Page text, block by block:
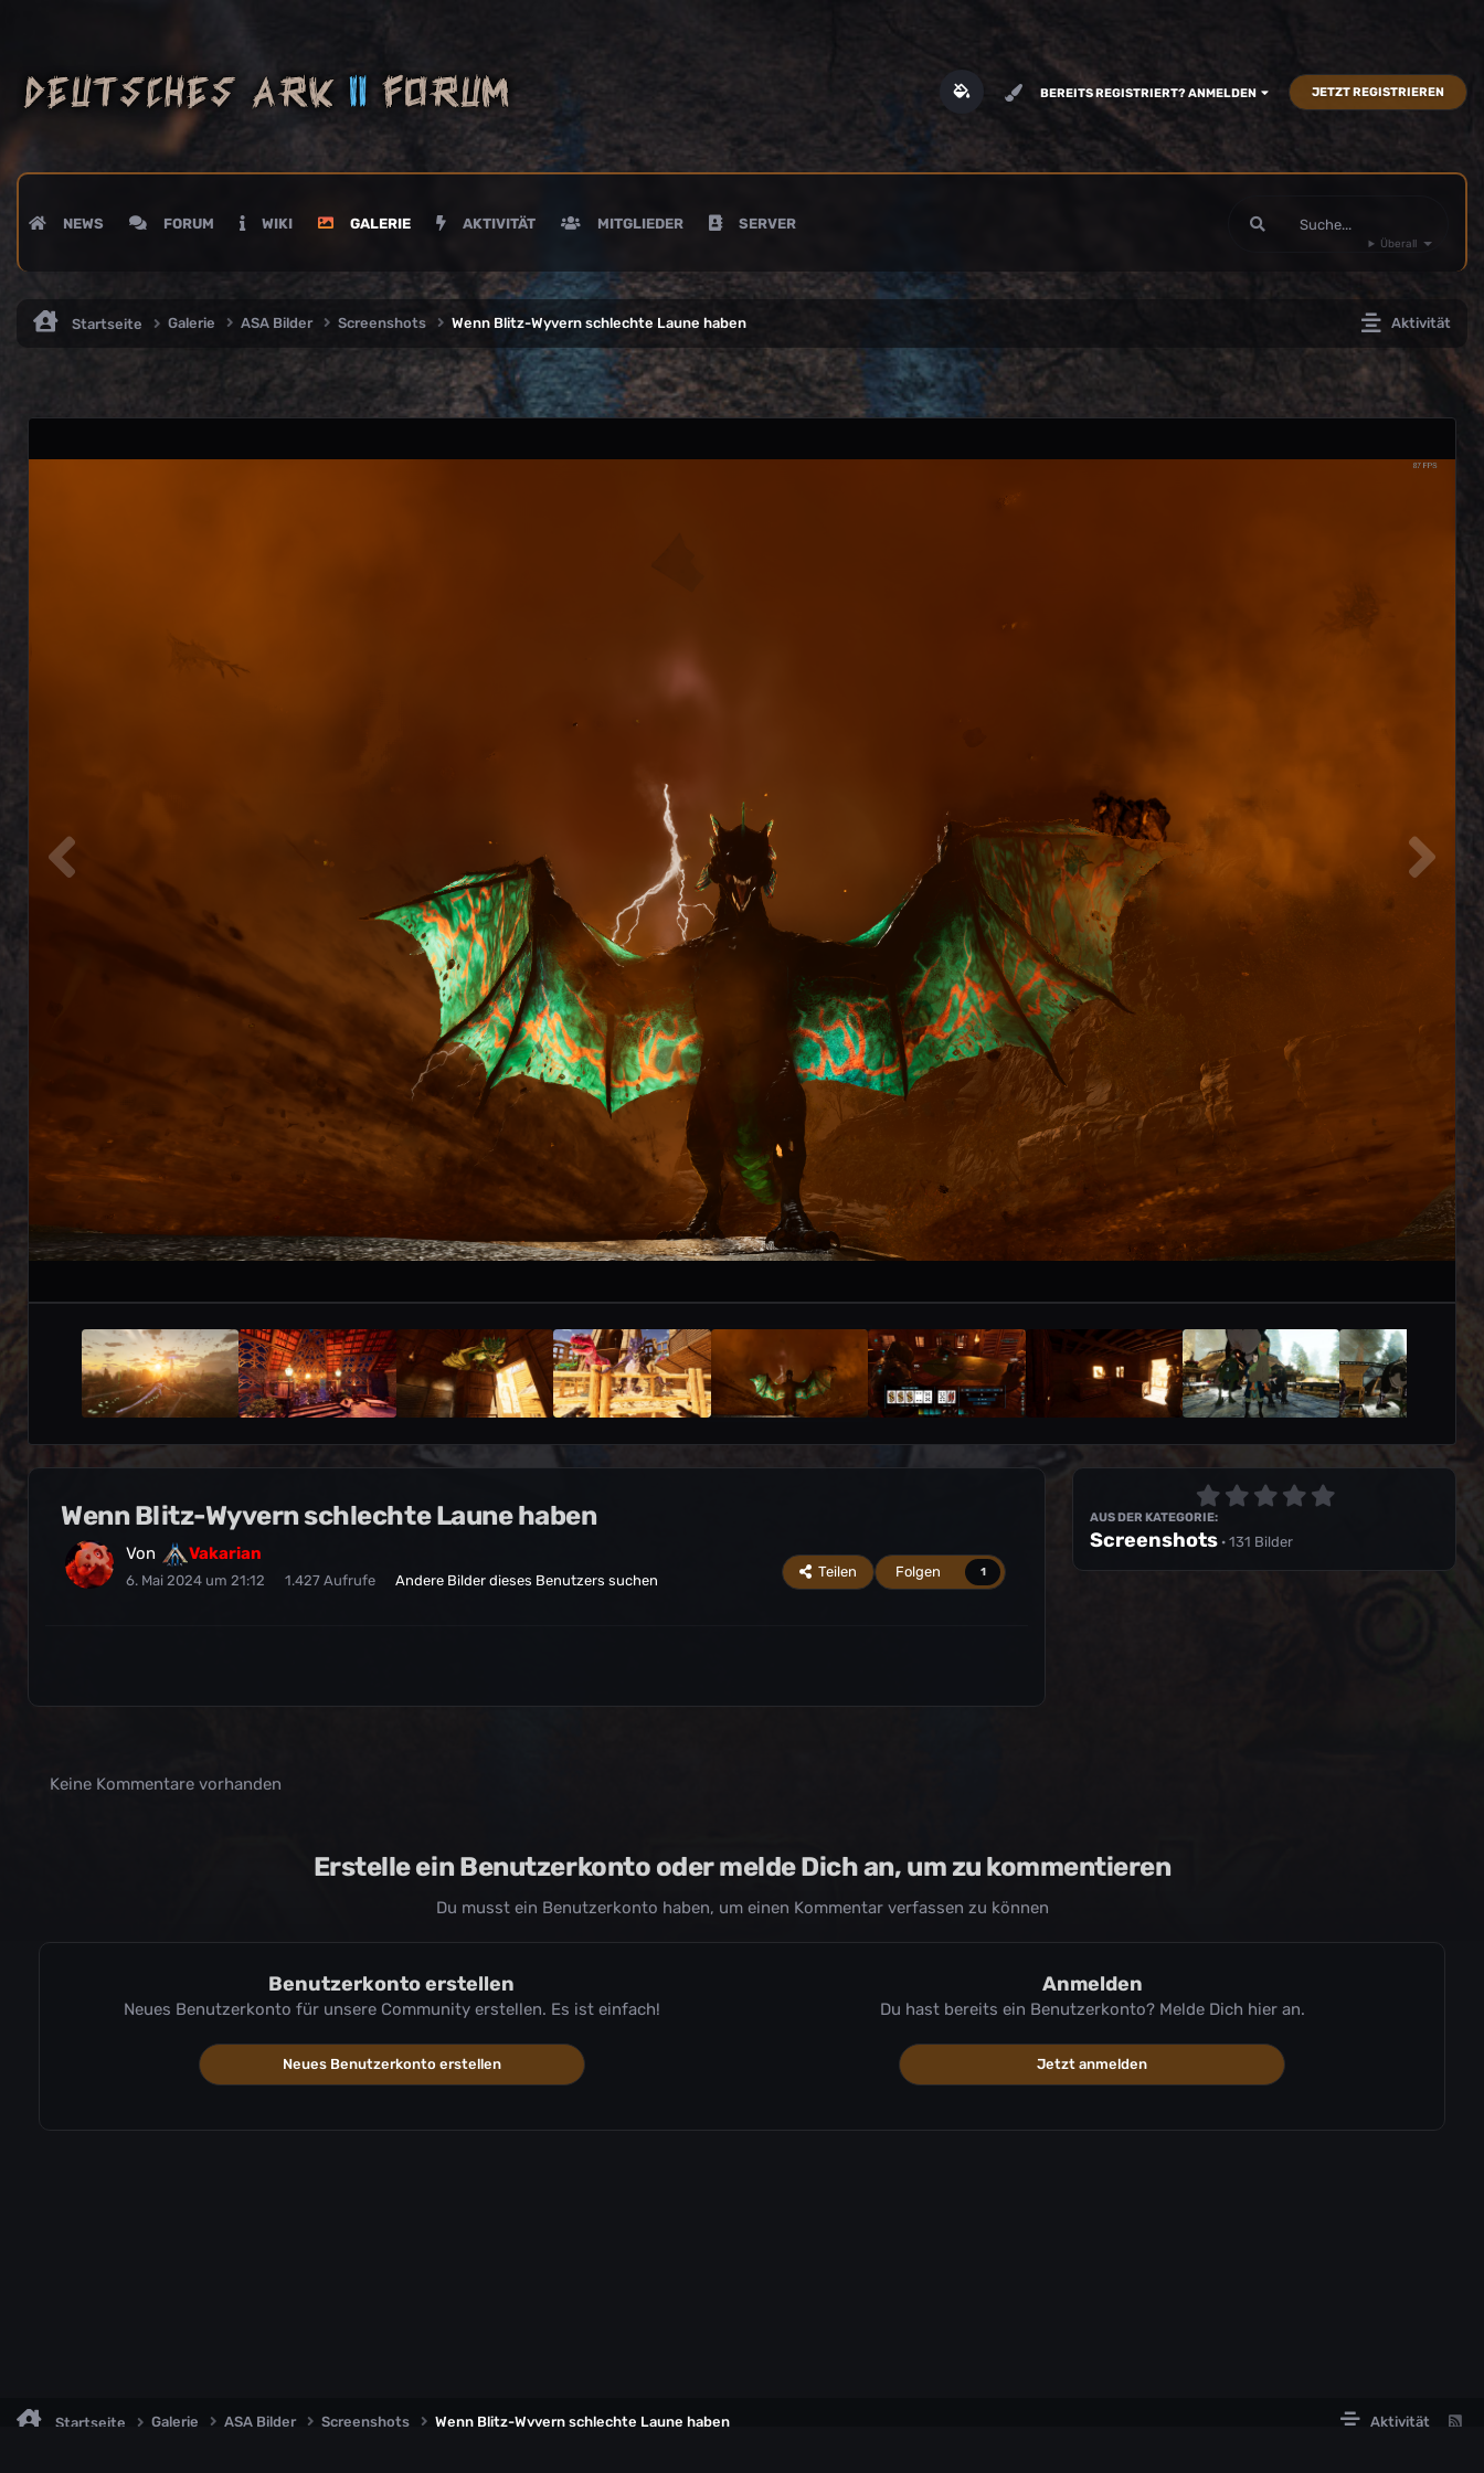
BEREITS REGISTRIERT? ANMELDEN JETZT REGISTRIEREN
NEWS FORUM WIKI GALERIE AKTIVITÄT MITGLIEDER SERVER
Überall
Aktivität
Startseite Galerie ASA Bilder Screenshots Wenn Blitz-Wyvern schlechte Laune haben
Wenn Blitz-Wyvern schlechte Laune haben
Von Vakarian
6. Mai 2024 um 21:12 1.427 Aufrufe Andere Bilder dieses Benutzers suchen
Teilen Folgen 1
AUS DER KATEGORIE:
Screenshots · 131 Bilder
Keine Kommentare vorhanden
Erstelle ein Benutzerkonto oder melde Dich an, um zu kommentieren
Du musst ein Benutzerkonto haben, um einen Kommentar verfassen zu können
Benutzerkonto erstellen
Neues Benutzerkonto für unsere Community erstellen. Es ist einfach!
Neues Benutzerkonto erstellen
Anmelden
Du hast bereits ein Benutzerkonto? Melde Dich hier an.
Jetzt anmelden
Aktivität
Startseite Galerie ASA Bilder Screenshots Wenn Blitz-Wyvern schlechte Laune haben